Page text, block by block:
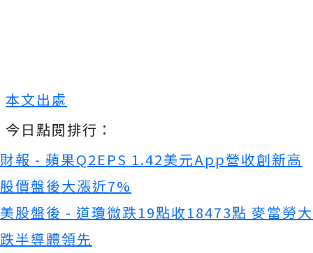
本文出處
今日點閱排行：
財報 - 蘋果Q2EPS 1.42美元App營收創新高
股價盤後大漲近7%
美股盤後 - 道瓊微跌19點收18473點 麥當勞大
跌半導體領先